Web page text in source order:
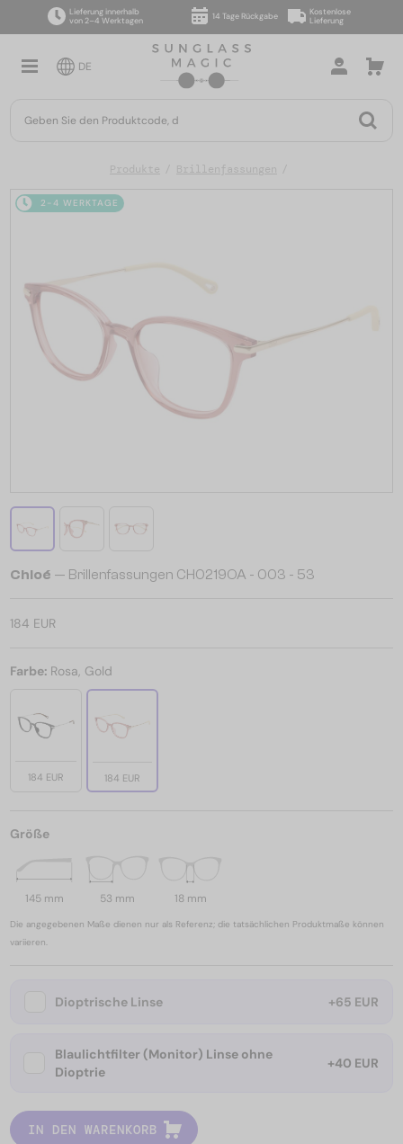
Lieferung innerhalb
von 2–4 Werktagen
14 Tage Rückgabe
Kostenlose
Lieferung
DE
Produkte Brillenfassungen
2-4 WERKTAGE
Chloé — Brillenfassungen CH0219OA - 003 - 53
184 EUR
Farbe: Rosa, Gold
184 EUR 184 EUR
Größe
145 mm 53 mm 18 mm
Die angegebenen Maße dienen nur als Referenz; die tatsächlichen Produktmaße können
variieren.
Dioptrische Linse +65 EUR
Blaulichtfilter (Monitor) Linse ohne
Dioptrie
+40 EUR
IN DEN WARENKORB